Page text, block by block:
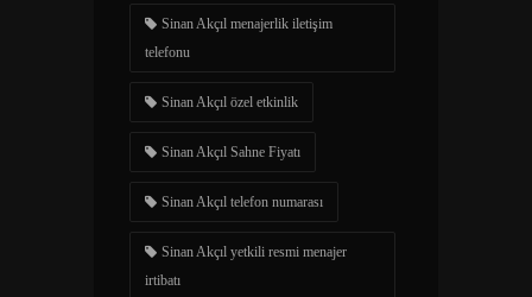
Sinan Akçıl menajerlik iletişim
telefonu
Sinan Akçıl özel etkinlik
Sinan Akçıl Sahne Fiyatı
Sinan Akçıl telefon numarası
Sinan Akçıl yetkili resmi menajer
irtibatı